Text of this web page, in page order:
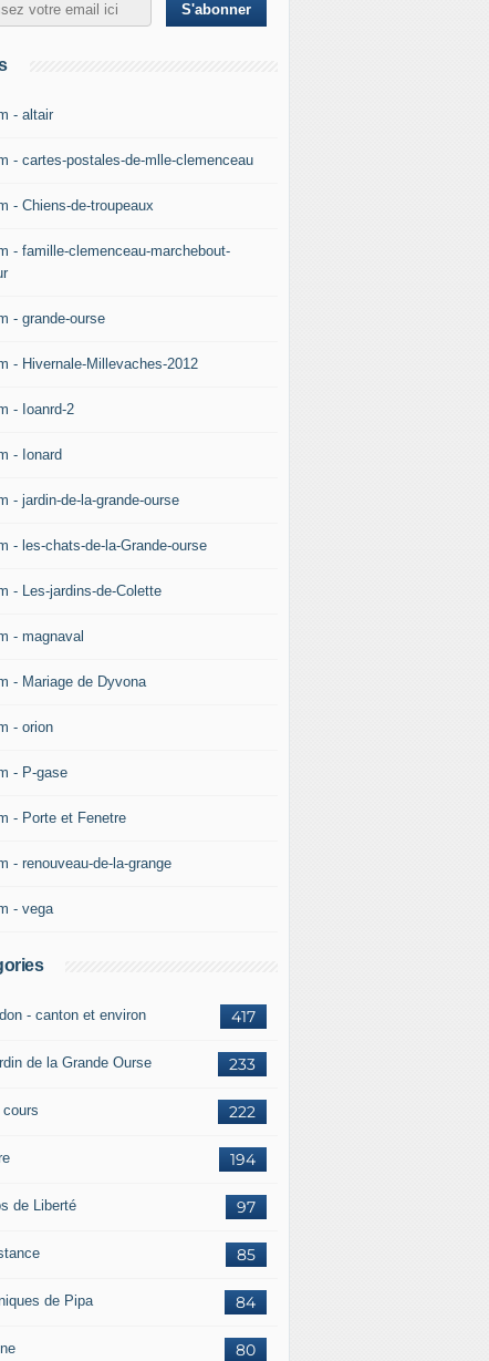
- altair
- cartes-postales-de-mlle-clemenceau
- Chiens-de-troupeaux
- famille-clemenceau-marchebout-
- grande-ourse
- Hivernale-Millevaches-2012
- Ioanrd-2
- Ionard
- jardin-de-la-grande-ourse
- les-chats-de-la-Grande-ourse
- Les-jardins-de-Colette
- magnaval
- Mariage de Dyvona
- orion
- P-gase
- Porte et Fenetre
- renouveau-de-la-grange
- vega
417
- canton et environ
233
de la Grande Ourse
222
cours
194
97
de Liberté
85
84
de Pipa
80